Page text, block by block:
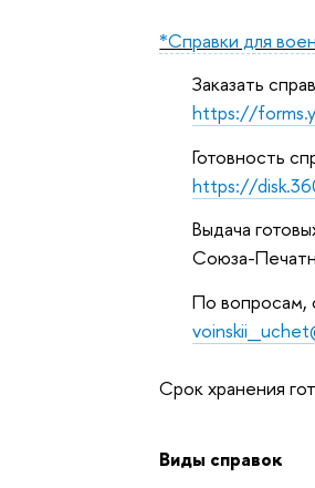
*Справки для
Заказать
https://
Готовность
https://
Выдача
Союза-
По вопросам,
Срок хранения
Виды справок